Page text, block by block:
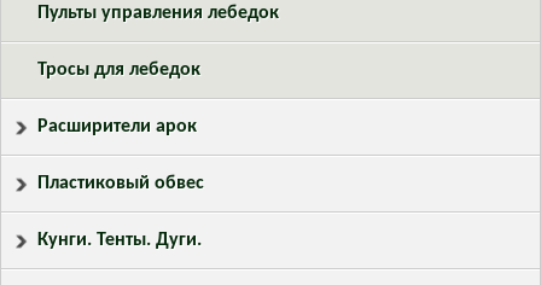
Пульты управления лебедок
Тросы для лебедок
Расширители арок
Пластиковый обвес
Кунги. Тенты. Дуги.